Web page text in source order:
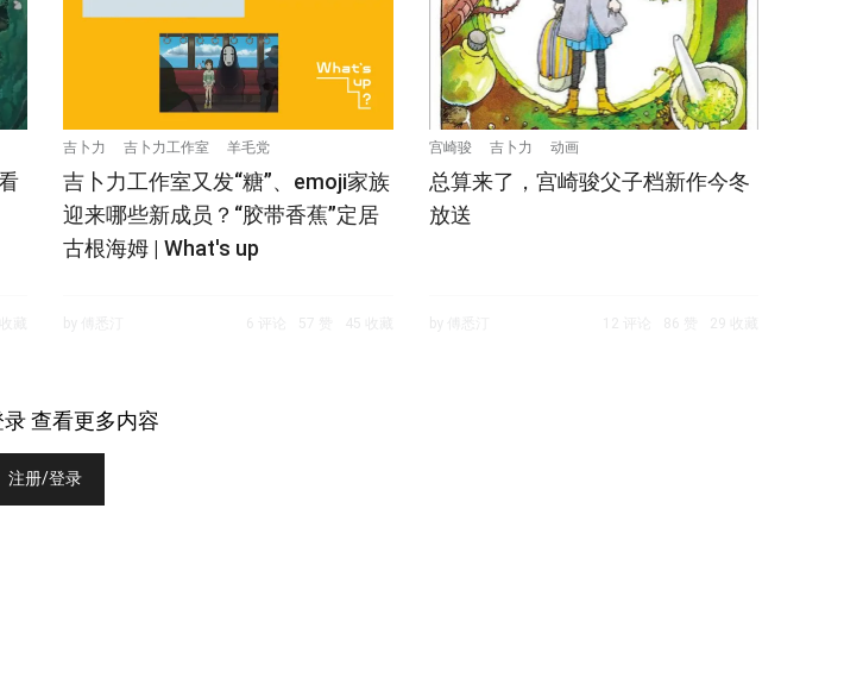
吉卜力 吉卜力工作室 羊毛党
吉卜力工作室又发“糖”、emoji家族
迎来哪些新成员？“胶带香蕉”定居
古根海姆 | What's up
宫崎骏 吉卜力 动画
总算来了，宫崎骏父子档新作今冬
放送
查看更多内容
注册/登录